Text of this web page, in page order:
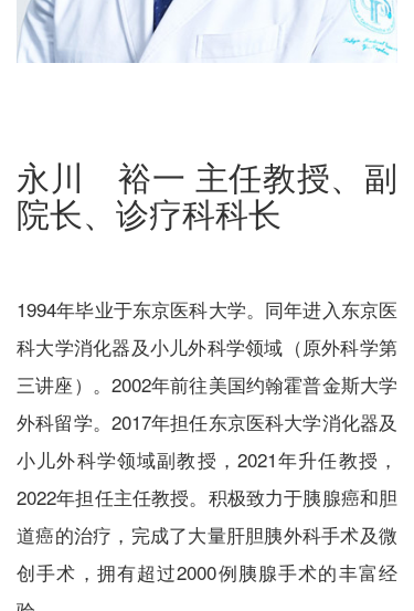
永川 裕一 主任教授、副
院长、诊疗科科长
1994年毕业于东京医科大学。同年进入东京医
科大学消化器及小儿外科学领域（原外科学第
三讲座）。2002年前往美国约翰霍普金斯大学
外科留学。2017年担任东京医科大学消化器及
小儿外科学领域副教授，2021年升任教授，
2022年担任主任教授。积极致力于胰腺癌和胆
道癌的治疗，完成了大量肝胆胰外科手术及微
创手术，拥有超过2000例胰腺手术的丰富经